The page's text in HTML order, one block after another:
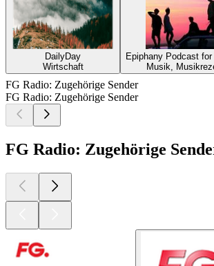
DailyDay
Wirtschaft
Epiphany Podcast
Musik,
FG Radio: Zugehörige Sender
FG Radio: Zugehörige Sender
FG Radio: Zugehörige